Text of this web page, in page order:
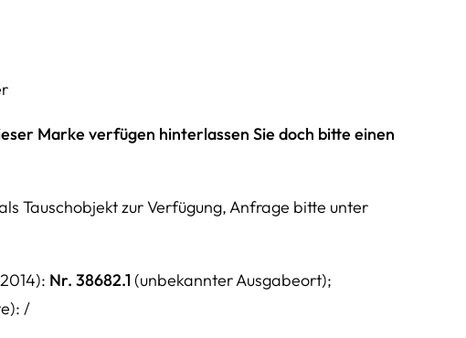
Marke verfügen hinterlassen Sie doch bitte einen
Tauschobjekt zur Verfügung, Anfrage bitte unter
Nr. 38682.1 (unbekannter Ausgabeort);
/